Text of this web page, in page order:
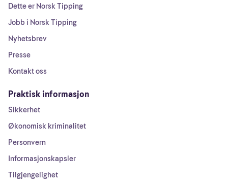
Dette er Norsk Tipping
Jobb i Norsk Tipping
Nyhetsbrev
Presse
Kontakt oss
Praktisk informasjon
Sikkerhet
Økonomisk kriminalitet
Personvern
Informasjonskapsler
Tilgjengelighet